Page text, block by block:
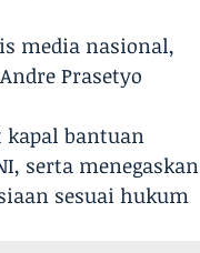
media nasional,
Prasetyo
kapal bantuan
serta menegaskan
sesuai hukum